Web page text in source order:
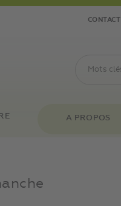
CONTACT
A PROPOS